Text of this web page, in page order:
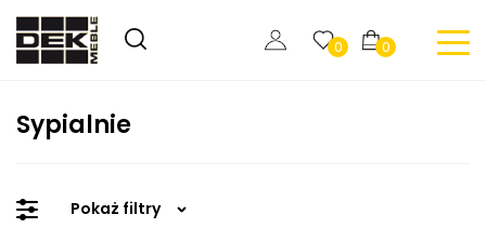
0 0
Sypialnie
Pokaż filtry